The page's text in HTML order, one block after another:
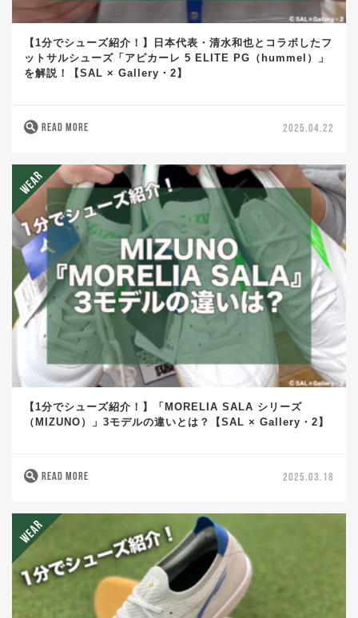
【1分でシューズ紹介！】日本代表・清水和也とコラボしたフ
ットサルシューズ「アピカーレ 5 ELITE PG（hummel）」
を解説！【SAL × Gallery・2】
READ MORE 2025.04.22
【1分でシューズ紹介！】「MORELIA SALA シリーズ
（MIZUNO）」3モデルの違いとは？【SAL × Gallery・2】
READ MORE 2025.03.18